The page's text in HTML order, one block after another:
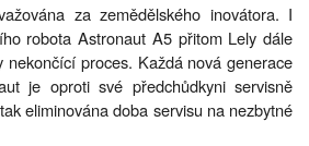
za zemědělského inovátora. I
robota Astronaut A5 přitom Lely dále
nekončící proces. Každá nová generace
je oproti své předchůdkyni servisně
eliminována doba servisu na nezbytné